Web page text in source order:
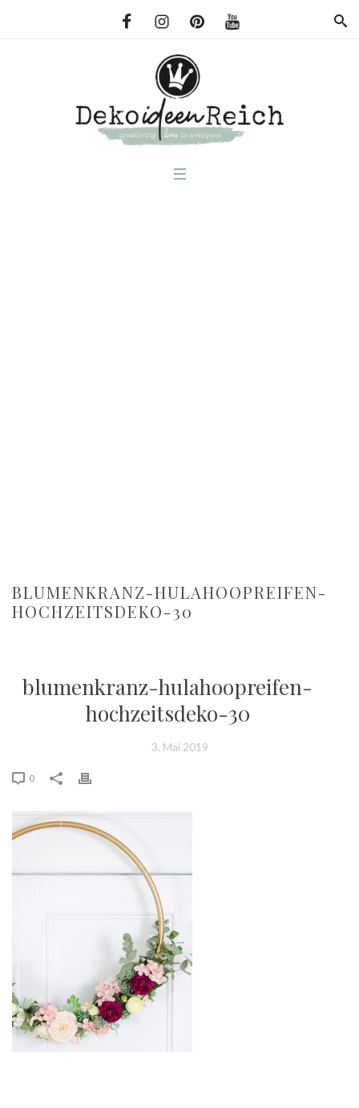
BLUMENKRANZ-HULAHOOPREIFEN-
HOCHZEITSDEKO-30
blumenkranz-hulahoopreifen-
hochzeitsdeko-30
3. Mai 2019
0